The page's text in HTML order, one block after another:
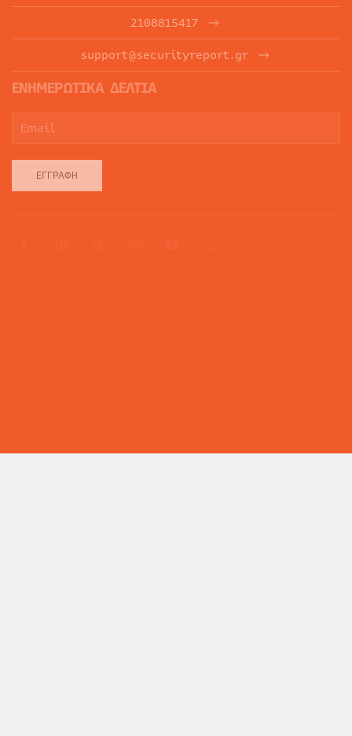
2108815417
support@securityreport.gr
ΕΝΗΜΕΡΩΤΙΚΑ ΔΕΛΤΙΑ
ΕΓΓΡΑΦΉ